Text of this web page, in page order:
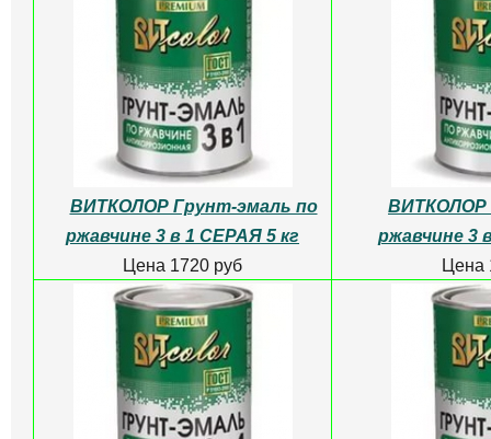
ВИТКОЛОР Грунт-эмаль по
ржавчине 3 в 1 СЕРАЯ 5 кг
Цена 1720 руб
ВИТКОЛОР
ржавчине 3
Цена